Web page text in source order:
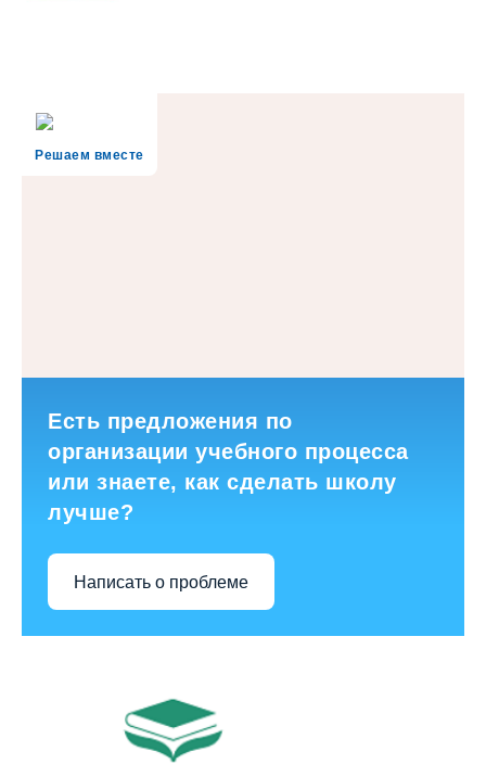
Решаем вместе
Есть предложения по
организации учебного процесса
или знаете, как сделать школу
лучше?
Написать о проблеме